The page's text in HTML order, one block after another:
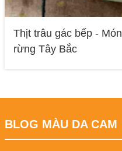
Thịt trâu gác bếp -
rừng Tây Bắc
BLOG MÀU DA CAM